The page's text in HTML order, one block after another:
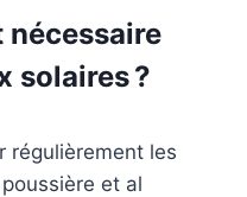
nécessaire
solaires ?
régulièrement les
et al